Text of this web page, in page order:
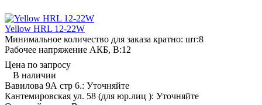
Yellow HRL 12-22W
Минимальное количество для заказа кратно: шт:8
Рабочее напряжение АКБ, B:12
Цена по запросу
В наличии
Вавилова 9А стр 6.: Уточняйте
Кантемировская ул. 58 (для юр.лиц ): Уточняйте